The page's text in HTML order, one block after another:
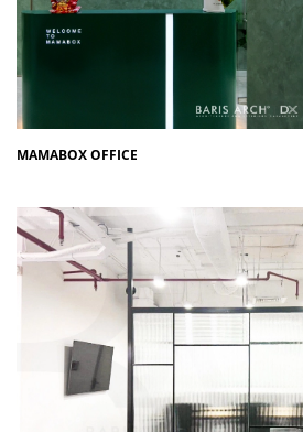
MAMABOX OFFICE